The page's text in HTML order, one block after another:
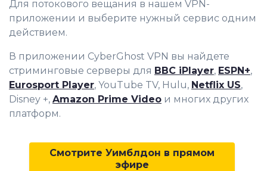
Для потокового вещания в нашем VPN-
приложении и выберите нужный сервис одним
действием.
В приложении CyberGhost VPN вы найдете
стриминговые серверы для BBC iPlayer, ESPN+,
Eurosport Player, YouTube TV, Hulu, Netflix US,
Disney +, Amazon Prime Video и многих других
платформ.
Смотрите Уимблдон в прямом
эфире